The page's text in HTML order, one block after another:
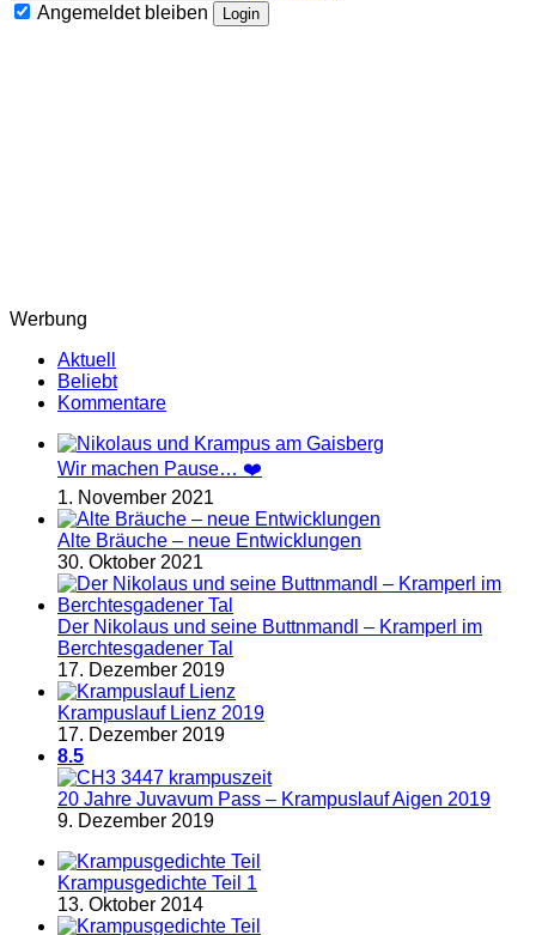
Angemeldet bleiben
Login
Werbung
Aktuell
Beliebt
Kommentare
Wir machen Pause… ❤️
1. November 2021
Alte Bräuche – neue Entwicklungen
30. Oktober 2021
Der Nikolaus und seine Buttnmandl – Kramperl im
Berchtesgadener Tal
17. Dezember 2019
Krampuslauf Lienz 2019
17. Dezember 2019
8.5
20 Jahre Juvavum Pass – Krampuslauf Aigen 2019
9. Dezember 2019
Krampusgedichte Teil 1
13. Oktober 2014